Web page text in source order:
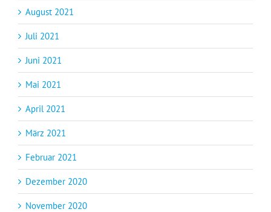
August 2021
Juli 2021
Juni 2021
Mai 2021
April 2021
März 2021
Februar 2021
Dezember 2020
November 2020